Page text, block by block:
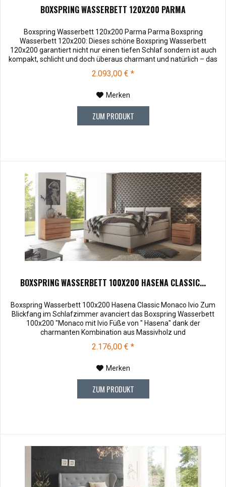
BOXSPRING WASSERBETT 120X200 PARMA
Boxspring Wasserbett 120x200 Parma Parma Boxspring
Wasserbett 120x200: Dieses schöne Boxspring Wasserbett
120x200 garantiert nicht nur einen tiefen Schlaf sondern ist auch
kompakt, schlicht und doch überaus charmant und natürlich – das
Soffmuster bestellen . Kopfteiltiefe 12 cm Kopfteilthöhe 110 cm
2.093,00 € *
Merken
ZUM PRODUKT
BOXSPRING WASSERBETT 100X200 HASENA CLASSIC...
Boxspring Wasserbett 100x200 Hasena Classic Monaco Ivio Zum
Blickfang im Schlafzimmer avanciert das Boxspring Wasserbett
100x200 "Monaco mit Ivio Füße von " Hasena" dank der
charmanten Kombination aus Massivholz und
versendet werden. Bei Rücksendung werden Ihnen die 10,00 €
2.176,00 € *
Merken
ZUM PRODUKT